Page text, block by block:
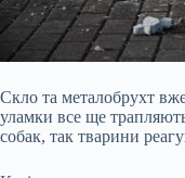
Скло та металобрухт вже
уламки все ще
собак, так тварини